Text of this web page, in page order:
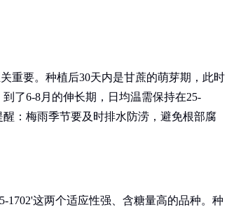
重要。种植后30天内是甘蔗的萌芽期，此时
了6-8月的伸长期，日均温需保持在25-
：梅雨季节要及时排水防涝，避免根部腐
1702'这两个适应性强、含糖量高的品种。种